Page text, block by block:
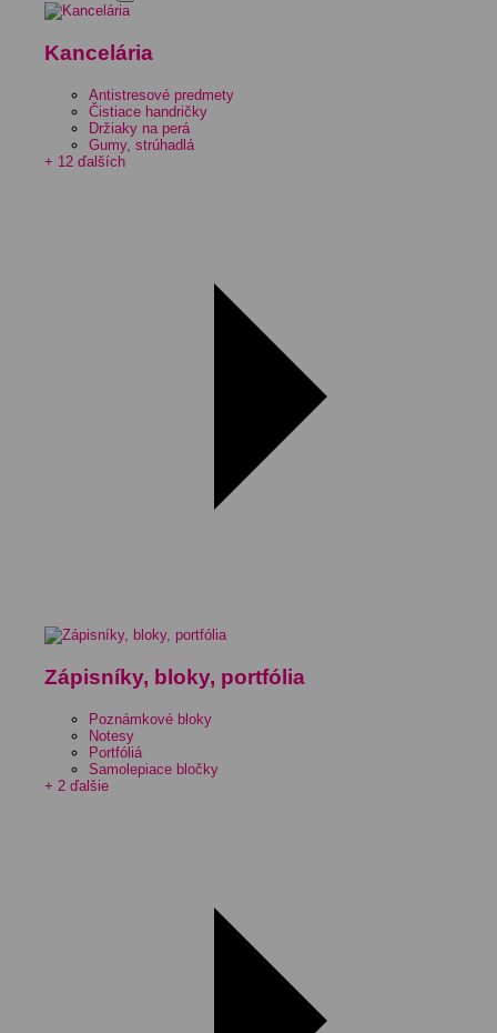
Kancelária
Antistresové predmety
Čistiace handričky
Držiaky na perá
Gumy, strúhadlá
+ 12 ďalších
Zápisníky, bloky, portfólia
Poznámkové bloky
Notesy
Portfóliá
Samolepiace bločky
+ 2 ďalšie